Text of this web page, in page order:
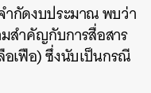
ำกัดงบประมาณ พบว่า
สำคัญกับการสื่อสาร
เฟือ) ซึ่งนับเป็นกรณี